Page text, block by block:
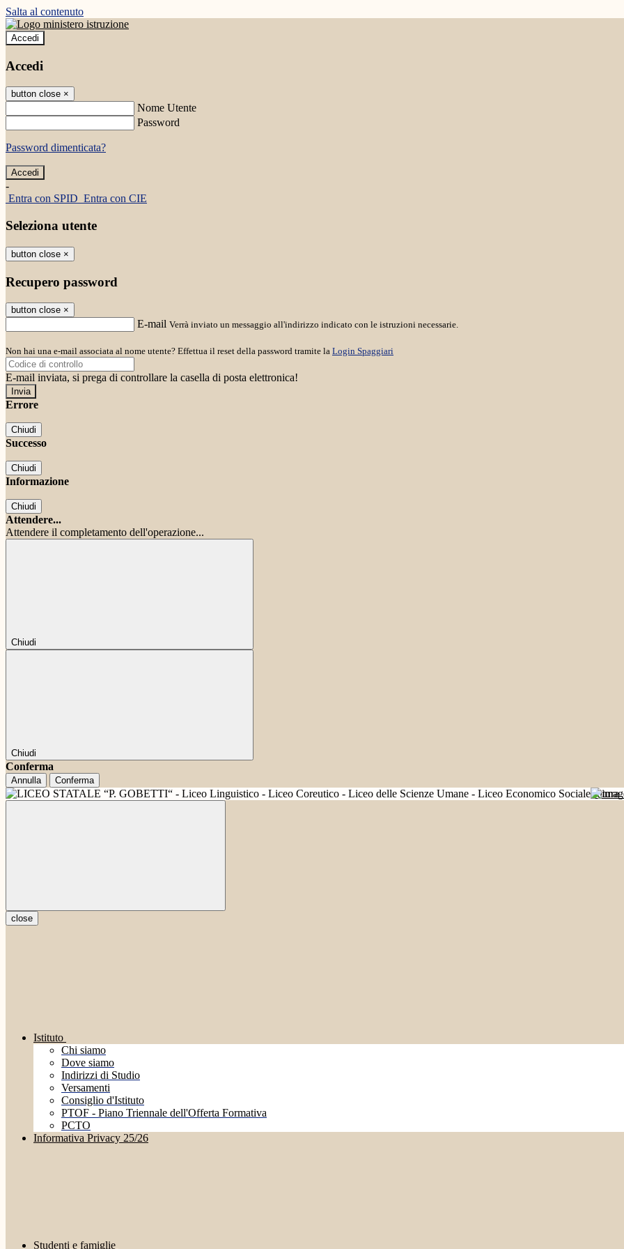
Salta al contenuto
Accedi
Accedi
button close ×
Nome Utente
Password
Password dimenticata?
-
Entra con SPID Entra con CIE
Seleziona utente
button close ×
Recupero password
button close ×
E-mail Verrà inviato un messaggio all'indirizzo indicato con le istruzioni necessarie.
Non hai una e-mail associata al nome utente? Effettua il reset della password tramite la Login Spaggiari
E-mail inviata, si prega di controllare la casella di posta elettronica!
Errore
Chiudi
Successo
Chiudi
Informazione
Chiudi
Attendere...
Attendere il completamento dell'operazione...
Chiudi
Chiudi
Conferma
Annulla Conferma
Futura
close
Istituto
Chi siamo
Dove siamo
Indirizzi di Studio
Versamenti
Consiglio d'Istituto
PTOF - Piano Triennale dell'Offerta Formativa
PCTO
Informativa Privacy 25/26
Studenti e famiglie